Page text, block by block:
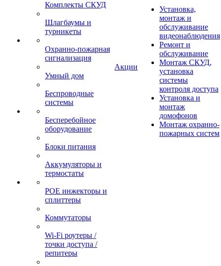
Комплекты СКУД
Шлагбаумы и
турникеты
Охранно-пожарная
сигнализация
Умный дом
Беспроводные
системы
Бесперебойное
оборудование
Блоки питания
Аккумуляторы и
термостаты
POE инжекторы и
сплиттеры
Коммутаторы
Wi-Fi роутеры /
точки доступа /
репитеры
Акции
Установка,
монтаж и
обслуживание
видеонаблюдения
Ремонт и
обслуживание
Монтаж СКУД,
установка
системы
контроля доступа
Установка и
монтаж
домофонов
Монтаж охранно-
пожарных систем